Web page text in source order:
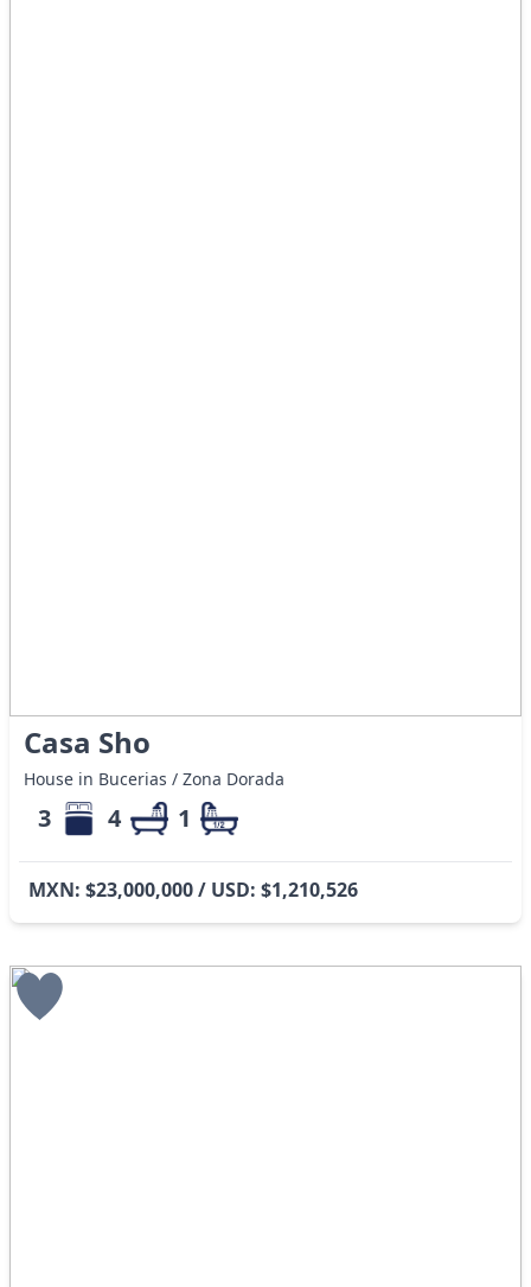
Casa Sho
House in Bucerias / Zona Dorada
3 4 1
MXN: $23,000,000 / USD: $1,210,526